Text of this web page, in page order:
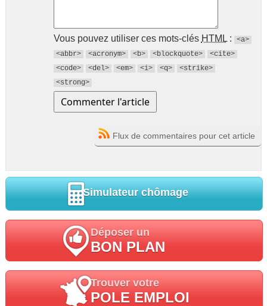
Vous pouvez utiliser ces mots-clés HTML:
<a>
<abbr>
<acronym> <b> <blockquote>
<cite>
<code>
<del> <em> <i> <q>
<strike>
<strong>
Flux de commentaires pour cet article
Simulateur chômage
Déposer un
BON PLAN
Trouver votre
POLE EMPLOI